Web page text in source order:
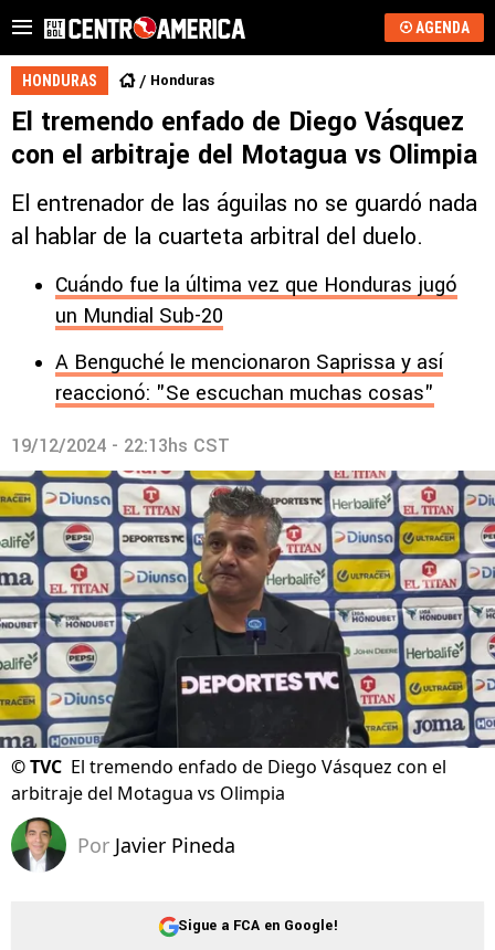
AGENDA
HONDURAS Honduras
El tremendo enfado de Diego Vásquez
con el arbitraje del Motagua vs Olimpia
El entrenador de las águilas no se guardó nada
al hablar de la cuarteta arbitral del duelo.
Cuándo fue la última vez que Honduras jugó
un Mundial Sub-20
A Benguché le mencionaron Saprissa y así
reaccionó: "Se escuchan muchas cosas"
19/12/2024 - 22:13hs CST
©TVC El tremendo enfado de Diego Vásquez con el
arbitraje del Motagua vs Olimpia
Por Javier Pineda
Sigue a FCA en Google!